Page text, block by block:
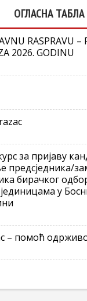
ОГЛАСНА ТАБЛА
RASPRAVU –
2026. GODINU
за пријаву
предсједника/
бирачког
у
– помоћ